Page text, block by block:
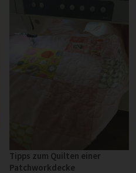
Tipps zum Quilten einer
Patchworkdecke